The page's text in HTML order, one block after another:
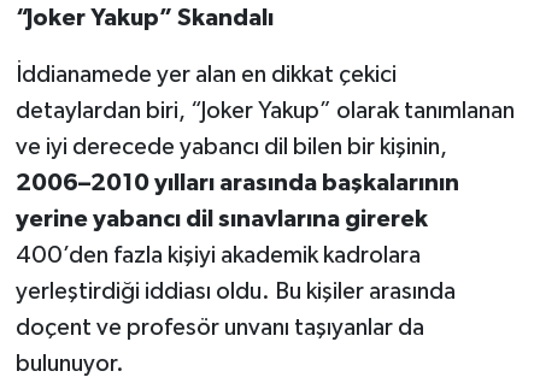
“Joker Yakup” Skandalı
İddianamede yer alan en dikkat çekici
detaylardan biri, “Joker Yakup” olarak tanımlanan
ve iyi derecede yabancı dil bilen bir kişinin,
2006–2010 yılları arasında başkalarının
yerine yabancı dil sınavlarına girerek
400’den fazla kişiyi akademik kadrolara
yerleştirdiği iddiası oldu. Bu kişiler arasında
doçent ve profesör unvanı taşıyanlar da
bulunuyor.